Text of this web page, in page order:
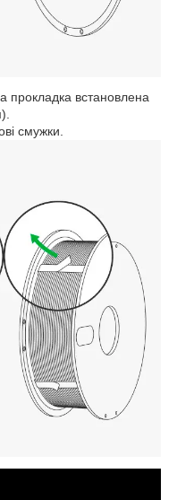
прокладка встановлена
смужки.